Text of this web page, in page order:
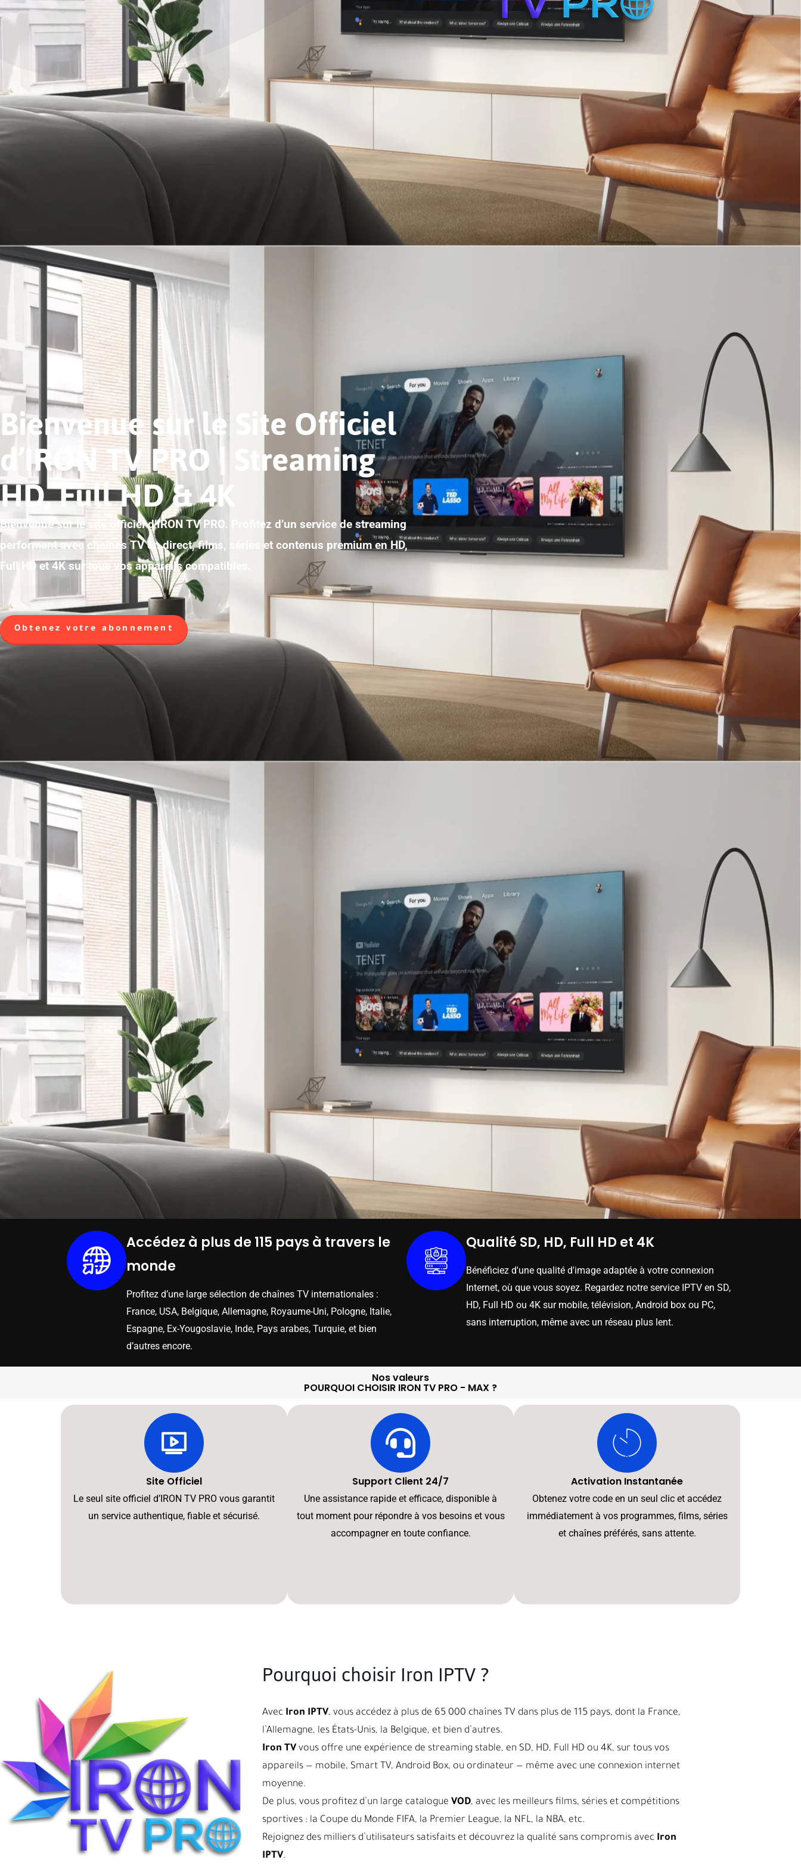
Bienvenue sur le Site Officiel
d’IRON TV PRO | Streaming
HD, Full HD & 4K
Bienvenue sur le site officiel d’IRON TV PRO. Profitez d’un service de streaming
performant avec chaînes TV en direct, films, séries et contenus premium en HD,
Full HD et 4K sur tous vos appareils compatibles.
Obtenez votre abonnement
Accédez à plus de 115 pays à travers le
monde
Profitez d’une large sélection de chaînes TV internationales :
France, USA, Belgique, Allemagne, Royaume-Uni, Pologne, Italie,
Espagne, Ex-Yougoslavie, Inde, Pays arabes, Turquie, et bien
d’autres encore.
Qualité SD, HD, Full HD et 4K
Bénéficiez d'une qualité d'image adaptée à votre connexion
Internet, où que vous soyez. Regardez notre service IPTV en SD,
HD, Full HD ou 4K sur mobile, télévision, Android box ou PC,
sans interruption, même avec un réseau plus lent.
Nos valeurs
POURQUOI CHOISIR IRON TV PRO - MAX ?
Site Officiel
Le seul site officiel d’IRON TV PRO vous garantit
un service authentique, fiable et sécurisé.
Support Client 24/7
Une assistance rapide et efficace, disponible à
tout moment pour répondre à vos besoins et vous
accompagner en toute confiance.
Activation Instantanée
Obtenez votre code en un seul clic et accédez
immédiatement à vos programmes, films, séries
et chaînes préférés, sans attente.
Pourquoi choisir Iron IPTV ?
Avec Iron IPTV, vous accédez à plus de 65 000 chaînes TV dans plus de 115 pays, dont la France,
l’Allemagne, les États-Unis, la Belgique, et bien d’autres.
Iron TVvous offre une expérience de streaming stable, en SD, HD, Full HD ou 4K, sur tous vos
appareils — mobile, Smart TV, Android Box, ou ordinateur — même avec une connexion internet
moyenne.
De plus, vous profitez d’un large catalogue VOD, avec les meilleurs films, séries et compétitions
sportives : la Coupe du Monde FIFA, la Premier League, la NFL, la NBA, etc.
Rejoignez des milliers d’utilisateurs satisfaits et découvrez la qualité sans compromis avec Iron
IPTV.